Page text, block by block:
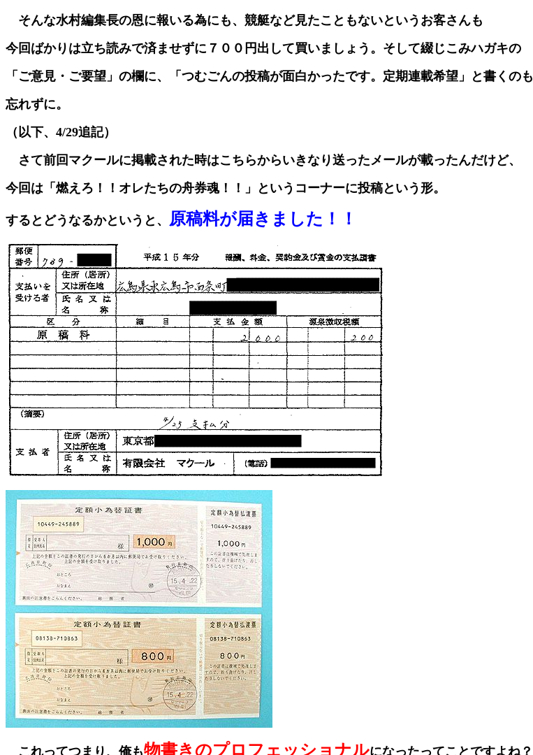
そんな水村編集長の恩に報いる為にも、競艇など見たこともないというお客さんも
今回ばかりは立ち読みで済ませずに７００円出して買いましょう。そして綴じこみハガキの
「ご意見・ご要望」の欄に、「つむごんの投稿が面白かったです。定期連載希望」と書くのも
忘れずに。
（以下、4/29追記）
さて前回マクールに掲載された時はこちらからいきなり送ったメールが載ったんだけど、
今回は「燃えろ！！オレたちの舟券魂！！」というコーナーに投稿という形。
するとどうなるかというと、 原稿料が届きました！！
これってつまり、俺も物書きのプロフェッショナルになったってことですよね？